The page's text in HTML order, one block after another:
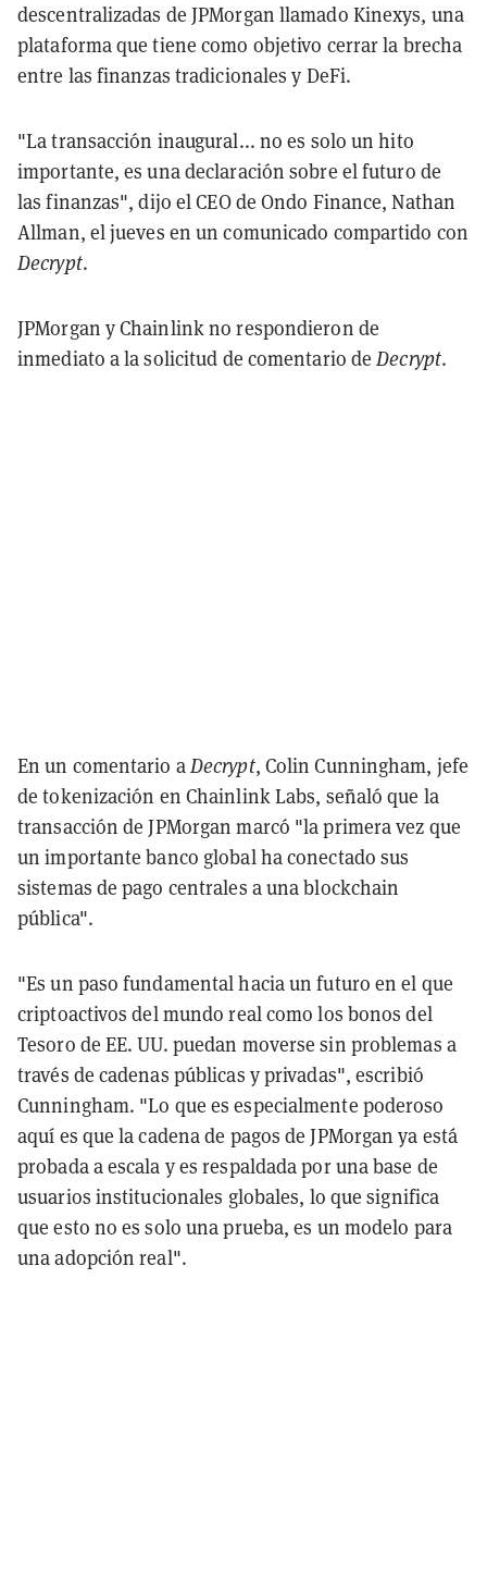
descentralizadas de JPMorgan llamado Kinexys, una
plataforma que tiene como objetivo cerrar la brecha
entre las finanzas tradicionales y DeFi.
"La transacción inaugural... no es solo un hito
importante, es una declaración sobre el futuro de
las finanzas", dijo el CEO de Ondo Finance, Nathan
Allman, el jueves en un comunicado compartido con
Decrypt.
JPMorgan y Chainlink no respondieron de
inmediato a la solicitud de comentario deDecrypt.
En un comentario aDecrypt, Colin Cunningham, jefe
de tokenización en Chainlink Labs, señaló que la
transacción de JPMorgan marcó "la primera vez que
un importante banco global ha conectado sus
sistemas de pago centrales a una blockchain
pública".
"Es un paso fundamental hacia un futuro en el que
criptoactivos del mundo real como los bonos del
Tesoro de EE. UU. puedan moverse sin problemas a
través de cadenas públicas y privadas", escribió
Cunningham. "Lo que es especialmente poderoso
aquí es que la cadena de pagos de JPMorgan ya está
probada a escala y es respaldada por una base de
usuarios institucionales globales, lo que significa
que esto no es solo una prueba, es un modelo para
una adopción real".